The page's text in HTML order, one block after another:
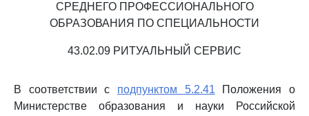
СРЕДНЕГО ПРОФЕССИОНАЛЬНОГО
ОБРАЗОВАНИЯ ПО СПЕЦИАЛЬНОСТИ
43.02.09 РИТУАЛЬНЫЙ СЕРВИС
В соответствии с подпунктом 5.2.41 Положения о
Министерстве образования и науки Российской